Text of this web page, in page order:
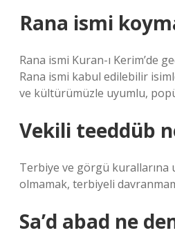
Rana ismi
Rana ismi Kuran-ı Kerim’de
Rana ismi kabul edilebilir
ve kültürümüzle uyumlu,
Vekili teeddüb
Terbiye ve görgü kurallarına
olmamak, terbiyeli
Sa’d abad ne